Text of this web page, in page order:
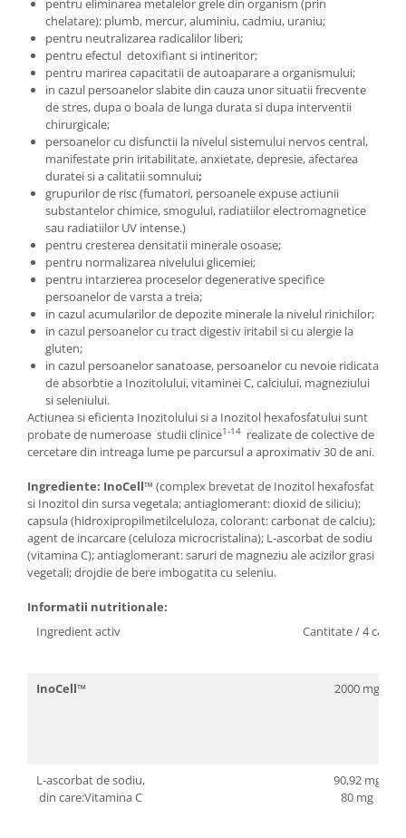
pentru eliminarea metalelor grele din organism (prin
chelatare): plumb, mercur, aluminiu, cadmiu, uraniu;
pentru neutralizarea radicalilor liberi;
pentru efectul detoxifiant si intineritor;
pentru marirea capacitatii de autoaparare a organismului;
in cazul persoanelor slabite din cauza unor situatii frecvente
de stres, dupa o boala de lunga durata si dupa interventii
chirurgicale;
persoanelor cu disfunctii la nivelul sistemului nervos central,
manifestate prin iritabilitate, anxietate, depresie, afectarea
duratei si a calitatii somnului;
grupurilor de risc (fumatori, persoanele expuse actiunii
substantelor chimice, smogului, radiatiilor electromagnetice
sau radiatiilor UV intense.)
pentru cresterea densitatii minerale osoase;
pentru normalizarea nivelului glicemiei;
pentru intarzierea proceselor degenerative specifice
persoanelor de varsta a treia;
in cazul acumularilor de depozite minerale la nivelul rinichilor;
in cazul persoanelor cu tract digestiv iritabil si cu alergie la
gluten;
in cazul persoanelor sanatoase, persoanelor cu nevoie ridicata
de absorbtie a Inozitolului, vitaminei C, calciului, magneziului
si seleniului.
Actiunea si eficienta Inozitolului si a Inozitol hexafosfatului sunt
probate de numeroase studii clinice1-14 realizate de colective de
cercetare din intreaga lume pe parcursul a aproximativ 30 de ani.
Ingrediente: InoCell™ (complex brevetat de Inozitol hexafosfat
si Inozitol din sursa vegetala; antiaglomerant: dioxid de siliciu);
capsula (hidroxipropilmetilceluloza, colorant: carbonat de calciu);
agent de incarcare (celuloza microcristalina); L-ascorbat de sodiu
(vitamina C); antiaglomerant: saruri de magneziu ale acizilor grasi
vegetali; drojdie de bere imbogatita cu seleniu.
Informatii nutritionale:
Ingredient activ
Cantitate / 4
InoCell™ 2000 mg
L-ascorbat de sodiu,
din care:Vitamina C
90,92 mg
80 mg